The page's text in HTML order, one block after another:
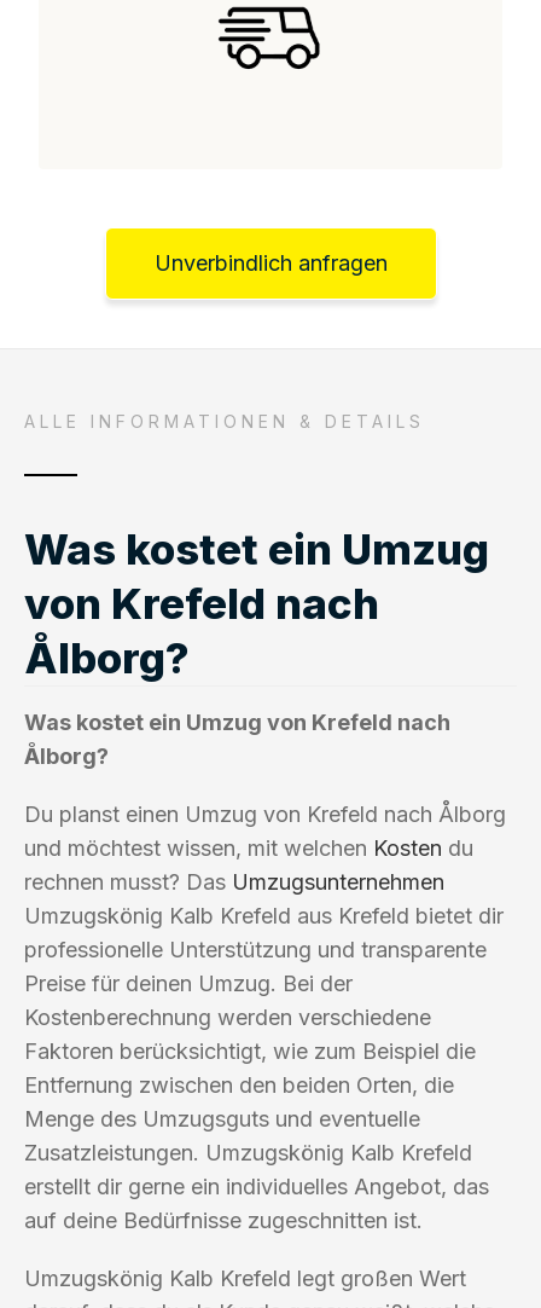
Unverbindlich anfragen
ALLE INFORMATIONEN & DETAILS
Was kostet ein Umzug
von Krefeld nach
Ålborg?
Was kostet ein Umzug von Krefeld nach
Ålborg?
Du planst einen Umzug von Krefeld nach Ålborg
und möchtest wissen, mit welchen Kosten du
rechnen musst? Das Umzugsunternehmen
Umzugskönig Kalb Krefeld aus Krefeld bietet dir
professionelle Unterstützung und transparente
Preise für deinen Umzug. Bei der
Kostenberechnung werden verschiedene
Faktoren berücksichtigt, wie zum Beispiel die
Entfernung zwischen den beiden Orten, die
Menge des Umzugsguts und eventuelle
Zusatzleistungen. Umzugskönig Kalb Krefeld
erstellt dir gerne ein individuelles Angebot, das
auf deine Bedürfnisse zugeschnitten ist.
Umzugskönig Kalb Krefeld legt großen Wert